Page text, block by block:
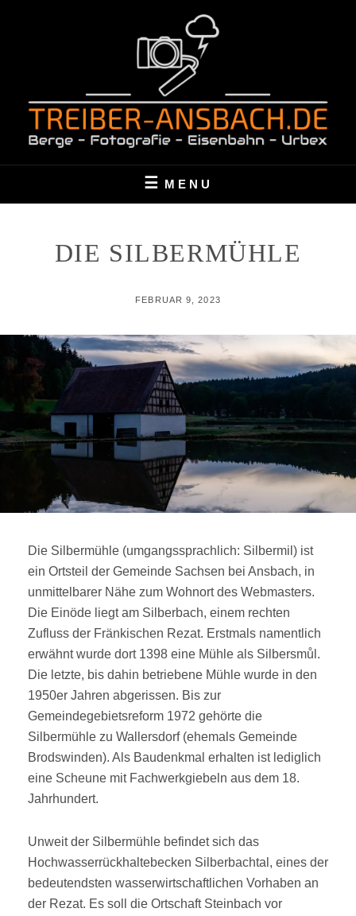
TREIBER-ANSBACH.DE
MENU
DIE SILBERMÜHLE
POSTED
FEBRUAR 9, 2023
O
T
R
E
B
E
Die Silbermühle (umgangssprachlich: Silbermil) ist
ein Ortsteil der Gemeinde Sachsen bei Ansbach, in
unmittelbarer Nähe zum Wohnort des Webmasters.
Die Einöde liegt am Silberbach, einem rechten
Zufluss der Fränkischen Rezat. Erstmals namentlich
erwähnt wurde dort 1398 eine Mühle als Silbersmůl.
Die letzte, bis dahin betriebene Mühle wurde in den
1950er Jahren abgerissen. Bis zur
Gemeindegebietsreform 1972 gehörte die
Silbermühle zu Wallersdorf (ehemals Gemeinde
Brodswinden). Als Baudenkmal erhalten ist lediglich
eine Scheune mit Fachwerkgiebeln aus dem 18.
Jahrhundert.
Unweit der Silbermühle befindet sich das
Hochwasserrückhaltebecken Silberbachtal, eines der
bedeutendsten wasserwirtschaftlichen Vorhaben an
der Rezat. Es soll die Ortschaft Steinbach vor